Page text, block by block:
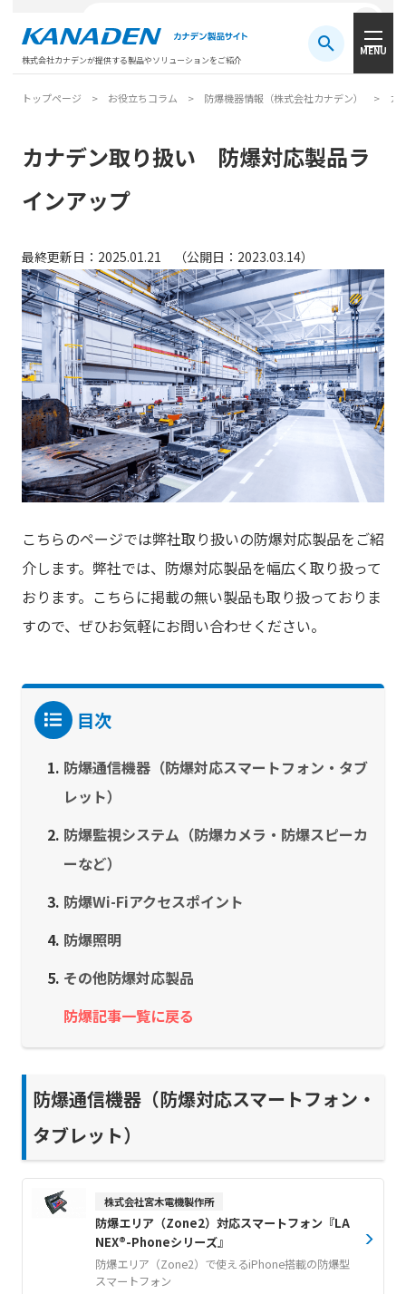
株式会社カナデンが提供する製品やソリューションをご紹介
MENU
注目キーワード#振動センサ#AGV #防爆#アシストスーツ
トップページ お役立ちコラム 防爆機器情報（株式会社カナデン） カ
カナデン取り扱い 防爆対応製品ラ
インアップ
最終更新日： 2025.01.21 （公開日： 2023.03.14）
こちらのページでは弊社取り扱いの防爆対応製品をご紹
介します。弊社では、防爆対応製品を幅広く取り扱って
おります。こちらに掲載の無い製品も取り扱っておりま
すので、ぜひお気軽にお問い合わせください。
目次
防爆通信機器（防爆対応スマートフォン・タブ
レット）
防爆監視システム（防爆カメラ・防爆スピーカ
ーなど）
防爆Wi-Fiアクセスポイント
防爆照明
その他防爆対応製品
防爆記事一覧に戻る
防爆通信機器（防爆対応スマートフォン・
タブレット）
株式会社宮木電機製作所
防爆エリア（Zone2）対応スマートフォン『LA
NEX®-Phoneシリーズ』
防爆エリア（Zone2）で使えるiPhone搭載の防爆型
スマートフォン